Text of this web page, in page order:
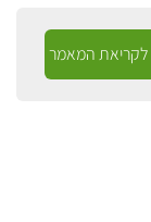
לקריאת המאמר